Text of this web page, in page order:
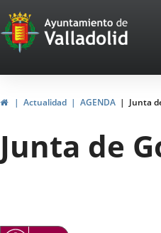
Portal
Web
del
de
Valladolid
HomeActualidad AGENDA Junta
Junta de